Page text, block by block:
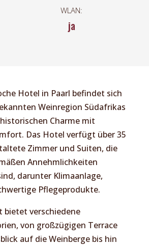
WLAN:
ja
Hotel in Paarl befindet sich
Weinregion Südafrikas
Charme mit
Das Hotel verfügt über 35
Zimmer und Suiten, die
Annehmlichkeiten
darunter Klimaanlage,
Pflegeprodukte.
bietet verschiedene
von großzügigen Terrace
auf die Weinberge bis hin